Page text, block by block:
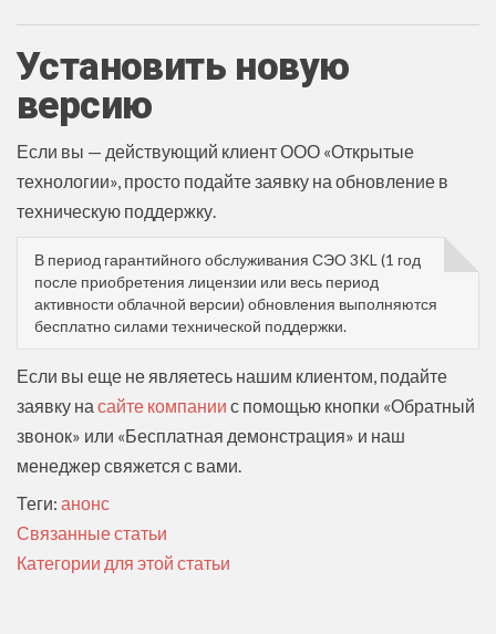
Установить новую
версию
Если вы — действующий клиент ООО «Открытые
технологии», просто подайте заявку на обновление в
техническую поддержку.
В период гарантийного обслуживания СЭО 3KL (1 год
после приобретения лицензии или весь период
активности облачной версии) обновления выполняются
бесплатно силами технической поддержки.
Если вы еще не являетесь нашим клиентом, подайте
заявку на сайте компании с помощью кнопки «Обратный
звонок» или «Бесплатная демонстрация» и наш
менеджер свяжется с вами.
Теги: анонс
Связанные статьи
Категории для этой статьи